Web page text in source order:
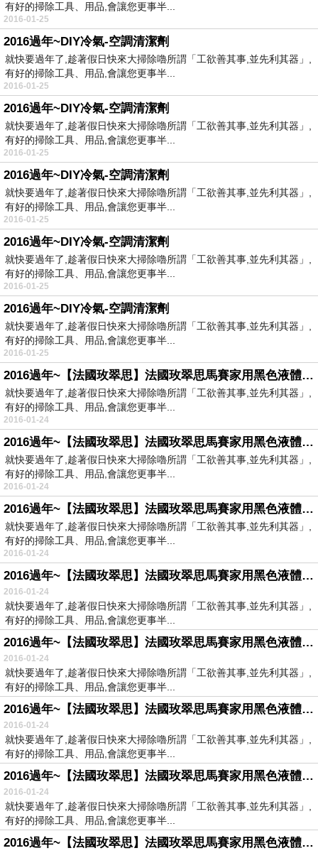
有好的掃除工具、用品,會讓您更事半...
2016-01-25
2016過年~DIY冷氣-空調清潔劑
就快要過年了,趁著假日快來大掃除嚕所謂「工欲善其事,並先利其器」,
有好的掃除工具、用品,會讓您更事半...
2016-01-25
2016過年~DIY冷氣-空調清潔劑
就快要過年了,趁著假日快來大掃除嚕所謂「工欲善其事,並先利其器」,
有好的掃除工具、用品,會讓您更事半...
2016-01-25
2016過年~DIY冷氣-空調清潔劑
就快要過年了,趁著假日快來大掃除嚕所謂「工欲善其事,並先利其器」,
有好的掃除工具、用品,會讓您更事半...
2016-01-25
2016過年~DIY冷氣-空調清潔劑
就快要過年了,趁著假日快來大掃除嚕所謂「工欲善其事,並先利其器」,
有好的掃除工具、用品,會讓您更事半...
2016-01-25
2016過年~DIY冷氣-空調清潔劑
就快要過年了,趁著假日快來大掃除嚕所謂「工欲善其事,並先利其器」,
有好的掃除工具、用品,會讓您更事半...
2016-01-25
2016過年~【法國玫翠思】法國玫翠思馬賽家用黑色液體皂-橄欖1000ml
就快要過年了,趁著假日快來大掃除嚕所謂「工欲善其事,並先利其器」,
有好的掃除工具、用品,會讓您更事半...
2016-01-24
2016過年~【法國玫翠思】法國玫翠思馬賽家用黑色液體皂-橄欖1000ml
就快要過年了,趁著假日快來大掃除嚕所謂「工欲善其事,並先利其器」,
有好的掃除工具、用品,會讓您更事半...
2016-01-24
2016過年~【法國玫翠思】法國玫翠思馬賽家用黑色液體皂-橄欖1000ml
就快要過年了,趁著假日快來大掃除嚕所謂「工欲善其事,並先利其器」,
有好的掃除工具、用品,會讓您更事半...
2016-01-24
2016過年~【法國玫翠思】法國玫翠思馬賽家用黑色液體皂-橄欖1000ml
2016-01-24
就快要過年了,趁著假日快來大掃除嚕所謂「工欲善其事,並先利其器」,
有好的掃除工具、用品,會讓您更事半...
2016過年~【法國玫翠思】法國玫翠思馬賽家用黑色液體皂-橄欖1000ml
2016-01-24
就快要過年了,趁著假日快來大掃除嚕所謂「工欲善其事,並先利其器」,
有好的掃除工具、用品,會讓您更事半...
2016過年~【法國玫翠思】法國玫翠思馬賽家用黑色液體皂-橄欖1000ml
2016-01-24
就快要過年了,趁著假日快來大掃除嚕所謂「工欲善其事,並先利其器」,
有好的掃除工具、用品,會讓您更事半...
2016過年~【法國玫翠思】法國玫翠思馬賽家用黑色液體皂-橄欖1000ml
2016-01-24
就快要過年了,趁著假日快來大掃除嚕所謂「工欲善其事,並先利其器」,
有好的掃除工具、用品,會讓您更事半...
2016過年~【法國玫翠思】法國玫翠思馬賽家用黑色液體皂-橄欖1000ml